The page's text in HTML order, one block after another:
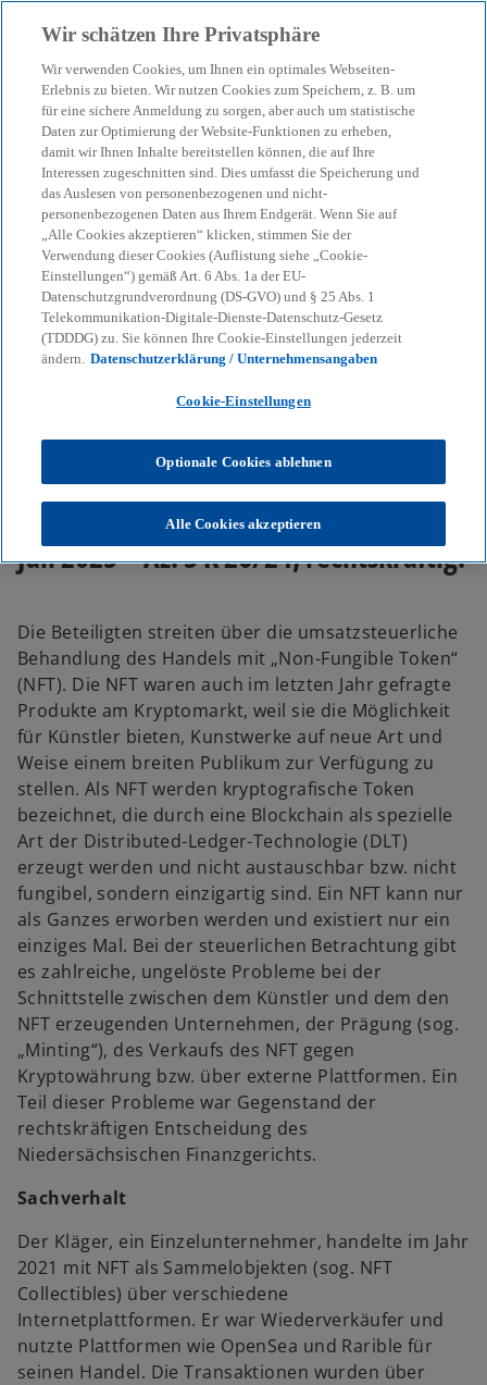
menu search
Umsatzsteuerliche
Behandlung des Handels
mit „Non Fungible Token
(NFT)“
VAT Newsletter August/September 2025
Corporate Governance & Compliance
Niedersächsisches FG, Urteil vom 10.
Juli 2025 – Az. 5 K 26/24, rechtskräftig.
Die Beteiligten streiten über die umsatzsteuerliche
Behandlung des Handels mit „Non-Fungible Token“
(NFT). Die NFT waren auch im letzten Jahr gefragte
Produkte am Kryptomarkt, weil sie die Möglichkeit
für Künstler bieten, Kunstwerke auf neue Art und
Weise einem breiten Publikum zur Verfügung zu
stellen. Als NFT werden kryptografische Token
bezeichnet, die durch eine Blockchain als spezielle
Art der Distributed-Ledger-Technologie (DLT)
erzeugt werden und nicht austauschbar bzw. nicht
fungibel, sondern einzigartig sind. Ein NFT kann nur
als Ganzes erworben werden und existiert nur ein
einziges Mal. Bei der steuerlichen Betrachtung gibt
es zahlreiche, ungelöste Probleme bei der
Schnittstelle zwischen dem Künstler und dem den
NFT erzeugenden Unternehmen, der Prägung (sog.
„Minting“), des Verkaufs des NFT gegen
Kryptowährung bzw. über externe Plattformen. Ein
Teil dieser Probleme war Gegenstand der
rechtskräftigen Entscheidung des
Niedersächsischen Finanzgerichts.
Sachverhalt
Der Kläger, ein Einzelunternehmer, handelte im Jahr
2021 mit NFT als Sammelobjekten (sog. NFT
Collectibles) über verschiedene
Internetplattformen. Er war Wiederverkäufer und
nutzte Plattformen wie OpenSea und Rarible für
seinen Handel. Die Transaktionen wurden über
Wir schätzen Ihre Privatsphäre
Wir verwenden Cookies, um Ihnen ein optimales Webseiten-
Erlebnis zu bieten. Wir nutzen Cookies zum Speichern, z. B. um
für eine sichere Anmeldung zu sorgen, aber auch um statistische
Daten zur Optimierung der Website-Funktionen zu erheben,
damit wir Ihnen Inhalte bereitstellen können, die auf Ihre
Interessen zugeschnitten sind. Dies umfasst die Speicherung und
das Auslesen von personenbezogenen und nicht-
personenbezogenen Daten aus Ihrem Endgerät. Wenn Sie auf
„Alle Cookies akzeptieren“ klicken, stimmen Sie der
Verwendung dieser Cookies (Auflistung siehe „Cookie-
Einstellungen“) gemäß Art. 6 Abs. 1a der EU-
Datenschutzgrundverordnung (DS-GVO) und § 25 Abs. 1
Telekommunikation-Digitale-Dienste-Datenschutz-Gesetz
(TDDDG) zu. Sie können Ihre Cookie-Einstellungen jederzeit
ändern. Datenschutzerklärung / Unternehmensangaben
Cookie-Einstellungen
Optionale Cookies ablehnen
Alle Cookies akzeptieren